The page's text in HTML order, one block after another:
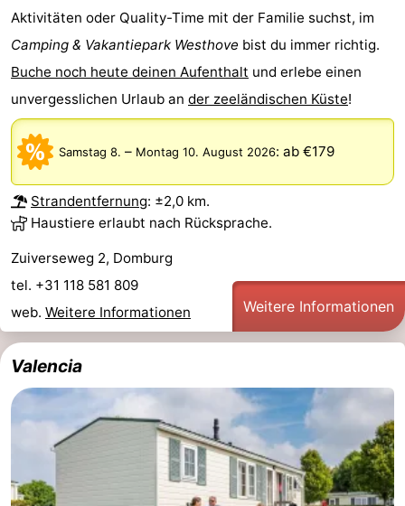
Aktivitäten oder Quality-Time mit der Familie suchst, im
Camping & Vakantiepark Westhove bist du immer richtig.
Buche noch heute deinen Aufenthalt und erlebe einen
unvergesslichen Urlaub an der zeeländischen Küste!
Samstag 8. – Montag 10. August 2026: ab €179
Strandentfernung: ±2,0 km.
Haustiere erlaubt nach Rücksprache.
Zuiverseweg 2, Domburg
tel. +31 118 581 809
web. Weitere Informationen Weitere Informationen
Valencia